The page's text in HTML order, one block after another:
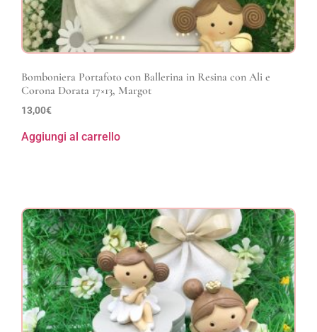
Bomboniera Portafoto con Ballerina in Resina con Ali e
Corona Dorata 17×13, Margot
13,00€
Aggiungi al carrello